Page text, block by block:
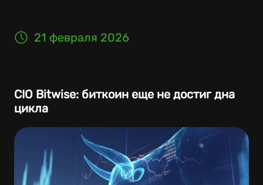
21 февраля 2026
CIO Bitwise: биткоин еще не достиг дна
цикла